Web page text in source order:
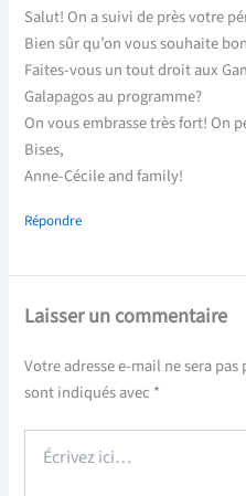
Salut! On a suivi de près votre
Bien sûr qu’on vous souhaite
Faites-vous un tout droit aux
Galapagos au programme?
On vous embrasse très fort! On
Bises,
Anne-Cécile and family!
Répondre
Laisser un commentaire
Votre adresse e-mail ne sera pas
sont indiqués avec *
ici…